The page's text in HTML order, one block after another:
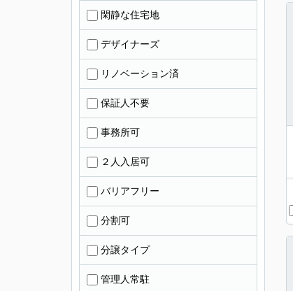
閑静な住宅地
デザイナーズ
リノベーション済
保証人不要
事務所可
２人入居可
バリアフリー
分割可
分譲タイプ
管理人常駐